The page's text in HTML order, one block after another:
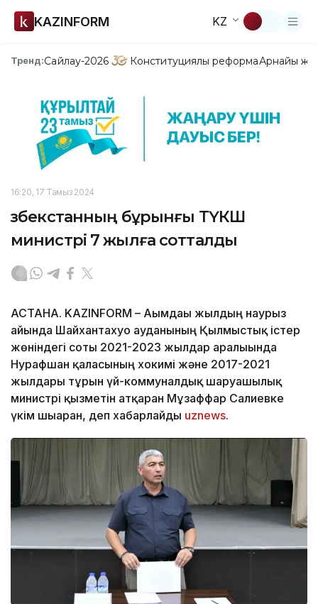
KAZINFORM KZ
Тренд:Сайлау-2026 Конституциялық реформаАрнайы
16:20, 17 Тамыз 2024
Өзбекстанның бұрынғы ТҮКШ
министрі 7 жылға сотталды
АСТАНА. KAZINFORM – Ағымдағы жылдың наурыз
айында Шайхантахуо ауданының Қылмыстық істер
жөніндегі соты 2021-2023 жылдар аралығында
Нурафшан қаласының хокимі және 2017-2021
жылдары тұрғын үй-коммуналдық шаруашылық
министрі қызметін атқарған Мұзаффар Салиевке
үкім шығарған, деп хабарлайды uznews.